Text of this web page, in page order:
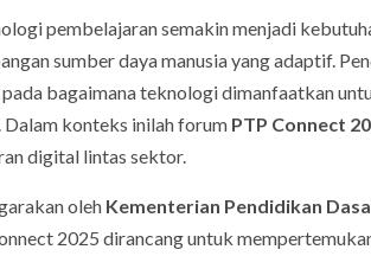
pembelajaran semakin menjadi
sumber daya manusia yang adaptif.
bagaimana teknologi dimanfaatkan
Dalam konteks inilah forum PTP Connect
digital lintas sektor.
oleh Kementerian Pendidikan
2025 dirancang untuk